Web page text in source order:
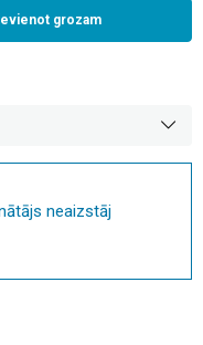
grozam
neaizstāj